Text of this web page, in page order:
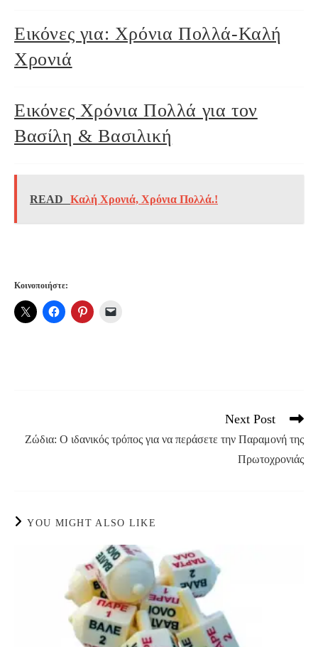
Εικόνες για: Χρόνια Πολλά-Καλή
Χρονιά
Εικόνες Χρόνια Πολλά για τον
Βασίλη & Βασιλική
READ Καλή Χρονιά, Χρόνια Πολλά.!
Κοινοποιήστε:
articles
Next Post
Ζώδια: Ο ιδανικός τρόπος για να περάσετε την Παραμονή της
Πρωτοχρονιάς
YOU MIGHT ALSO LIKE